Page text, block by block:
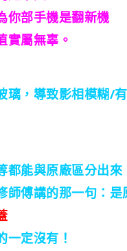
你部手機是翻新機
實屬無辜。
璃，導致影相模糊/
都能與原廠區分出來
傅講的那一句：是
定沒有！